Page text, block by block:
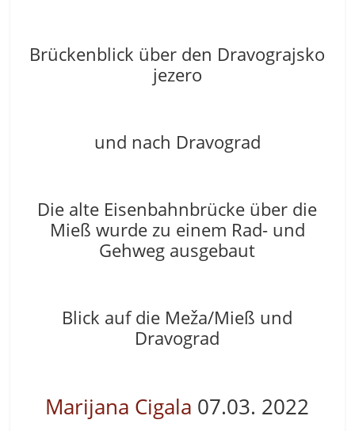
Brückenblick über den Dravograjsko
jezero
und nach Dravograd
Die alte Eisenbahnbrücke über die
Mieß wurde zu einem Rad- und
Gehweg ausgebaut
Blick auf die Meža/Mieß und
Dravograd
Marijana Cigala 07.03. 2022